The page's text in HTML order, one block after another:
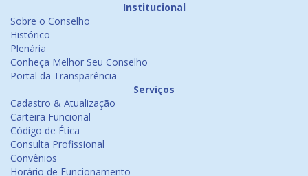
Institucional
Sobre o Conselho
Histórico
Plenária
Conheça Melhor Seu Conselho
Portal da Transparência
Serviços
Cadastro & Atualização
Carteira Funcional
Código de Ética
Consulta Profissional
Convênios
Horário de Funcionamento